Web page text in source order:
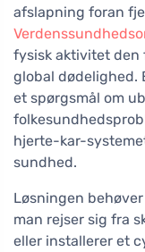
afslapning foran
fysisk aktivitet den
global dødelighed.
et spørgsmål om
hjerte-kar-
sundhed.
Løsningen
man rejser sig fra
eller installerer et